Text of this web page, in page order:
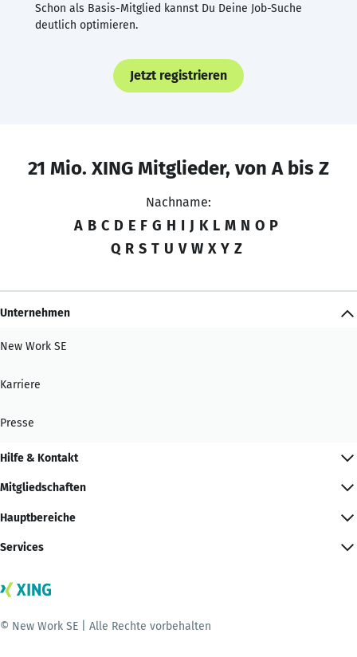
Schon als Basis-Mitglied kannst Du Deine Job-Suche
deutlich optimieren.
Jetzt registrieren
21 Mio. XING Mitglieder, von A bis Z
Nachname:
A B C D E F G H I J K L M N O P
Q R S T U V W X Y Z
Unternehmen
New Work SE
Karriere
Presse
Hilfe & Kontakt
Mitgliedschaften
Hauptbereiche
Services
© New Work SE | Alle Rechte vorbehalten